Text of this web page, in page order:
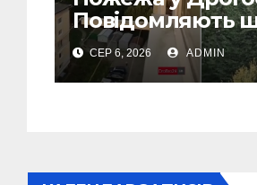
Повідомляють
горіло 5 гаражів
(Відео)
СЕР 6, 2026 ADMIN